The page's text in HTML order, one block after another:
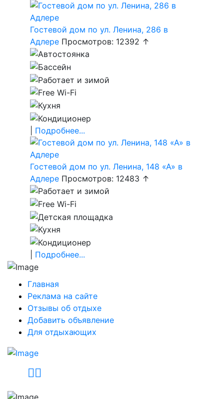
Гостевой дом по ул. Ленина, 286 в
Адлере Просмотров: 12392 ↑
Подробнее...
Гостевой дом по ул. Ленина, 148 «А» в
Адлере Просмотров: 12483 ↑
Подробнее...
Главная
Реклама на сайте
Отзывы об отдыхе
Добавить объявление
Для отдыхающих